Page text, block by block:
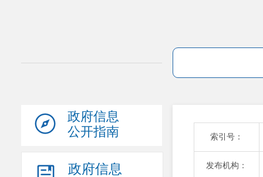
政府信息
公开指南
政府信息
索引号：
发布机构：